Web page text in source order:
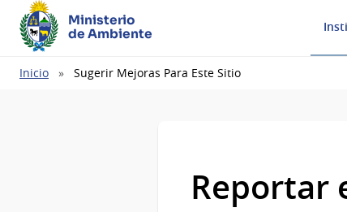
Ministerio
de Ambiente
Ruta
Inicio Sugerir Mejoras Para Este Sitio
Reportar